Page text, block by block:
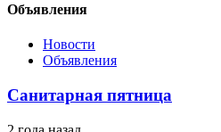
Объявления
Новости
Объявления
Санитарная пятница